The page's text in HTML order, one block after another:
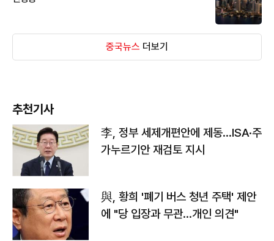
중국뉴스 더보기
추천기사
李, 정부 세제개편안에 제동…ISA·주
가누르기안 재검토 지시
與, 황희 '폐기 버스 청년 주택' 제안
에 "당 입장과 무관…개인 의견"